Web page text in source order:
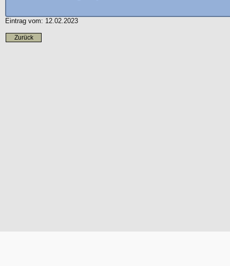
Eintrag vom: 12.02.2023